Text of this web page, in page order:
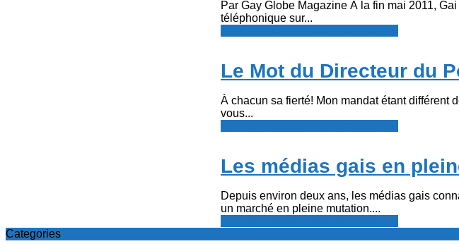
Par Gay Globe Magazine À la fin mai 2011,
téléphonique sur...
Le Mot du Directeur du
À chacun sa fierté! Mon mandat étant différent
vous...
Les médias gais en
Depuis environ deux ans, les médias gais
un marché en pleine mutation....
Categories